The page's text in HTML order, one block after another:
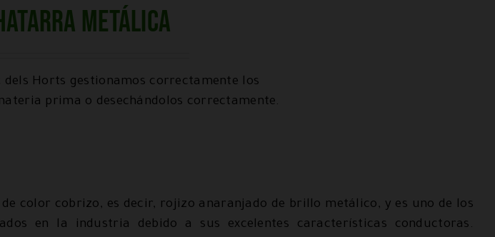
metálica
Horts gestionamos correctamente los
prima o desechándolos correctamente.
color cobrizo, es decir, rojizo anaranjado de brillo metálico, y es uno de los
en la industria debido a sus excelentes características conductoras.